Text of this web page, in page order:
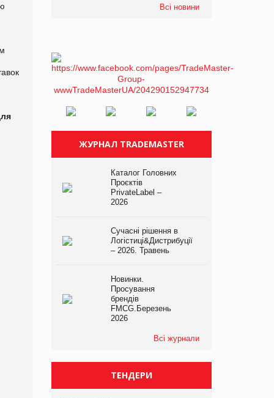
Всі новини
ЖУРНАЛ TRADEMASTER
Каталог Головних
Проєктів
PrivateLabel –
2026
Сучасні рішення в
Логістиці&Дистрибуції
– 2026. Травень
Новинки.
Просування
брендів
FMCG.Березень
2026
Всі журнали
ТЕНДЕРИ